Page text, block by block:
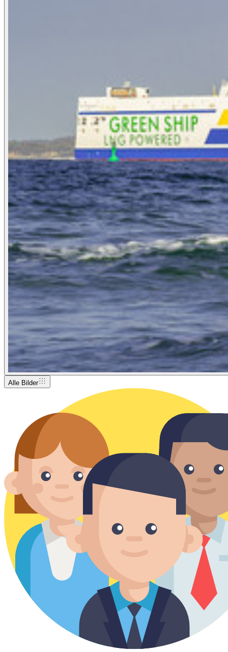
Alle Bilder